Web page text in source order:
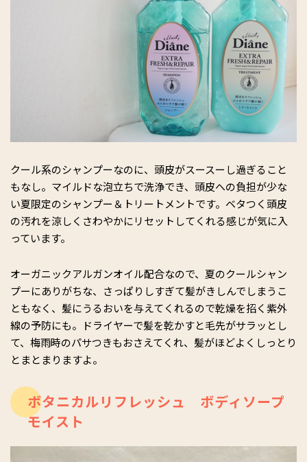
クール系のシャンプーなのに、頭皮がスースーし過ぎること
もなし。マイルドな泡立ちで洗浄でき、頭皮への負担が少な
い夏限定のシャンプー＆トリートメントです。ベタつく頭皮
の汚れを涼しくさわやかにリセットしてくれる感じが気に入
っています。
オーガニックアルガンオイル配合なので、夏のクールシャン
プーにありがちな、さっぱりしすぎて髪がきしんでしまうこ
ともなく、髪にうるおいを与えてくれるので乾燥を招く紫外
線の予防にも。ドライヤーで髪を乾かすと毛先がサラッとし
て、梅雨時のパサつきもおさえてくれ、髪がほどよくしっとり
とまとまりますよ。
ボタニカルリフレッシュ ボディソープ
モイスト